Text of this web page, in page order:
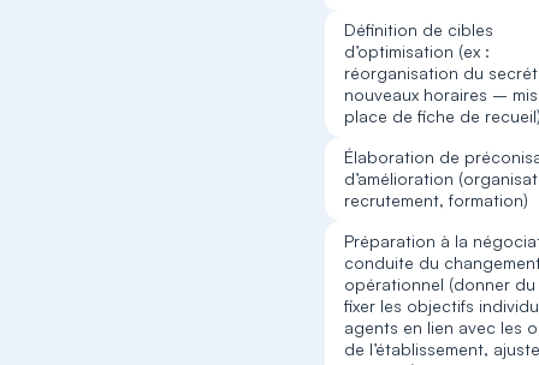
Définition de cibles
d’optimisation (ex :
réorganisation du
nouveaux horaires –
place de fiche de
Élaboration de
d’amélioration
recrutement, formation)
Préparation à la
conduite du
opérationnel (donner du
fixer les objectifs
agents en lien avec les
de l’établissement,